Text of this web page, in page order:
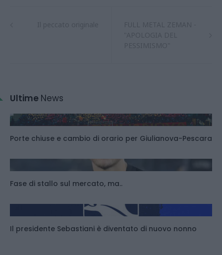
Ultime News
Porte chiuse e cambio di orario per Giulianova-Pescara
Fase di stallo sul mercato, ma..
Il presidente Sebastiani è diventato di nuovo nonno